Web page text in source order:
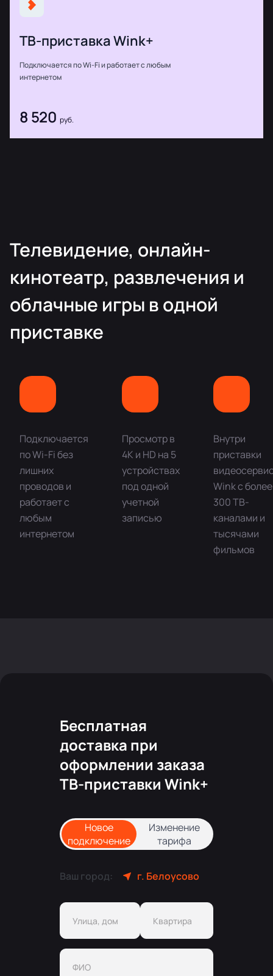
ТВ-приставка Wink+
Подключается по Wi-Fi и работает с любым
интернетом
8 520 руб.
Телевидение, онлайн-
кинотеатр, развлечения и
облачные игры в одной
приставке
Подключается
по Wi-Fi без
лишних
проводов и
работает с
любым
интернетом
Просмотр в
4K и HD на 5
устройствах
под одной
учетной
записью
Внутри
приставки
Wink с более
300 ТВ-
каналами и
тысячами
фильмов
Бесплатная
доставка при
оформлении заказа
ТВ-приставки Wink+
Новое
подключение
Изменение
тарифа
Ваш город: г. Белоусово